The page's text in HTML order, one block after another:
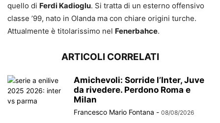
quello di Ferdi Kadioglu. Si tratta di un esterno offensivo
classe ’99, nato in Olanda ma con chiare origini turche.
Attualmente è titolarissimo nel Fenerbahce.
ARTICOLI CORRELATI
Amichevoli: Sorride l’Inter, Juve
da rivedere. Perdono Roma e
Milan
Francesco Mario Fontana - 08/08/2026